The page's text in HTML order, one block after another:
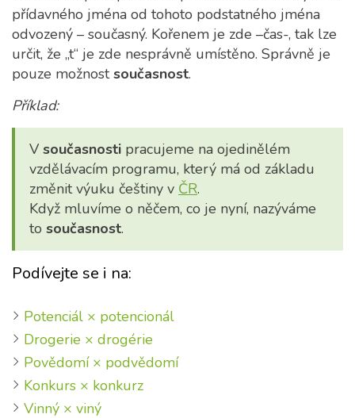
přídavného jména od tohoto podstatného jména
odvozený – současný. Kořenem je zde –čas-, tak lze
určit, že „t“ je zde nesprávně umístěno. Správně je
pouze možnostsoučasnost.
Příklad:
V současnosti pracujeme na ojedinělém
vzdělávacím programu, který má od základu
změnit výuku češtiny v ČR.
Když mluvíme o něčem, co je nyní, nazýváme
to současnost.
Podívejte se i na:
Potenciál × potencionál
Drogerie × drogérie
Povědomí × podvědomí
Konkurs × konkurz
Vinný × viný